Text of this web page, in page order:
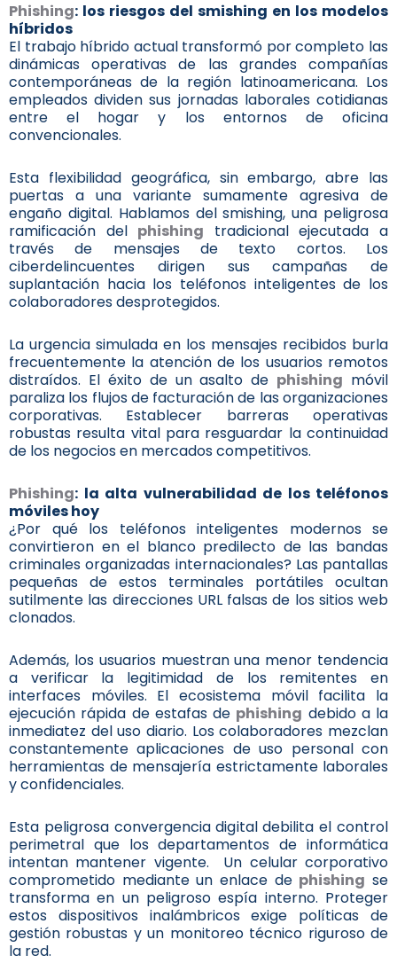
Phishing: los riesgos del smishing en los modelos
híbridos
El trabajo híbrido actual transformó por completo las
dinámicas operativas de las grandes compañías
contemporáneas de la región latinoamericana. Los
empleados dividen sus jornadas laborales cotidianas
entre el hogar y los entornos de oficina
convencionales.
Esta flexibilidad geográfica, sin embargo, abre las
puertas a una variante sumamente agresiva de
engaño digital. Hablamos del smishing, una peligrosa
ramificación del phishing tradicional ejecutada a
través de mensajes de texto cortos. Los
ciberdelincuentes dirigen sus campañas de
suplantación hacia los teléfonos inteligentes de los
colaboradores desprotegidos.
La urgencia simulada en los mensajes recibidos burla
frecuentemente la atención de los usuarios remotos
distraídos. El éxito de un asalto de phishing móvil
paraliza los flujos de facturación de las organizaciones
corporativas. Establecer barreras operativas
robustas resulta vital para resguardar la continuidad
de los negocios en mercados competitivos.
Phishing: la alta vulnerabilidad de los teléfonos
móviles hoy
¿Por qué los teléfonos inteligentes modernos se
convirtieron en el blanco predilecto de las bandas
criminales organizadas internacionales? Las pantallas
pequeñas de estos terminales portátiles ocultan
sutilmente las direcciones URL falsas de los sitios web
clonados.
Además, los usuarios muestran una menor tendencia
a verificar la legitimidad de los remitentes en
interfaces móviles. El ecosistema móvil facilita la
ejecución rápida de estafas de phishing debido a la
inmediatez del uso diario. Los colaboradores mezclan
constantemente aplicaciones de uso personal con
herramientas de mensajería estrictamente laborales
y confidenciales.
Esta peligrosa convergencia digital debilita el control
perimetral que los departamentos de informática
intentan mantener vigente. Un celular corporativo
comprometido mediante un enlace de phishing se
transforma en un peligroso espía interno. Proteger
estos dispositivos inalámbricos exige políticas de
gestión robustas y un monitoreo técnico riguroso de
la red.